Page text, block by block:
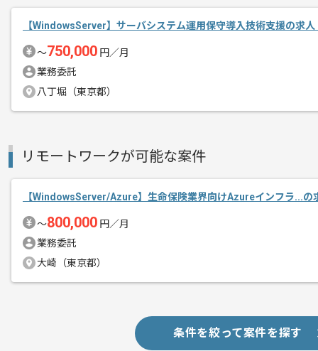
作業開始日
2020/05/01
エージェントからのコ
メント
【WindowsServer】サーバシステム運用保守導入技術支援の求人
〜750,000 円／月
業務委託
八丁堀（東京都）
リモートワークが可能な案件
【WindowsServer/Azure】生命保険業界向けAzureインフラ...の
〜800,000 円／月
業務委託
大崎（東京都）
条件を絞って案件を探す